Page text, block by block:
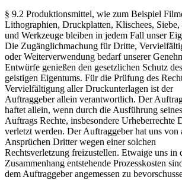
§ 9.2 Produktionsmittel, wie zum Beispiel
Lithographien, Druckplatten, Klischees, Siebe,
und Werkzeuge bleiben in jedem Fall unser
Die Zugänglichmachung für Dritte,
oder Weiterverwendung bedarf unserer
Entwürfe genießen den gesetzlichen Schutz des
geistigen Eigentums. Für die Prüfung des
Vervielfältigung aller Druckunterlagen ist der
Auftraggeber allein verantwortlich. Der
haftet allein, wenn durch die Ausführung seines
Auftrags Rechte, insbesondere Urheberrechte
verletzt werden. Der Auftraggeber hat uns von
Ansprüchen Dritter wegen einer solchen
Rechtsverletzung freizustellen. Etwaige uns in
Zusammenhang entstehende Prozesskosten
dem Auftraggeber angemessen zu